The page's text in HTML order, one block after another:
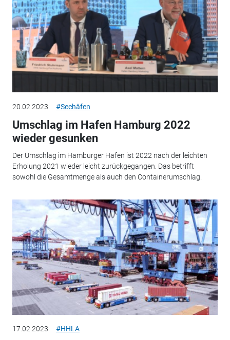
20.02.2023 #Seehäfen
Umschlag im Hafen Hamburg 2022
wieder gesunken
Der Umschlag im Hamburger Hafen ist 2022 nach der leichten
Erholung 2021 wieder leicht zurückgegangen. Das betrifft
sowohl die Gesamtmenge als auch den Containerumschlag.
17.02.2023 #HHLA